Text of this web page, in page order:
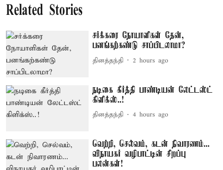
Related Stories
சர்க்கரை நோயாளிகள் தேன்,
பனங்கற்கண்டு சாப்பிடலாமா?
தினத்தந்தி 2 hours ago
நடிகை கீர்த்தி பாண்டியன் லேட்டஸ்ட்
கிளிக்ஸ்..!
தினத்தந்தி 4 hours ago
வெற்றி, செல்வம், கடன் நிவாரணம்...
விநாயகர் வழிபாட்டின் சிறப்பு
பலன்கள்!